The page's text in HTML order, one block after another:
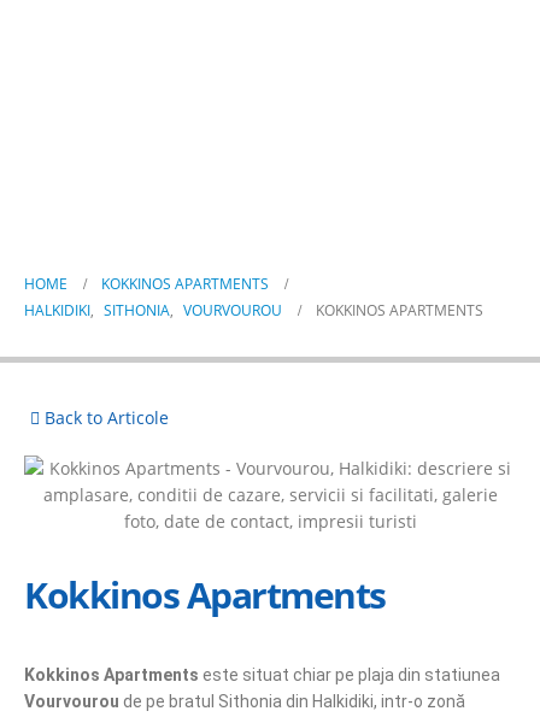
HOME
KOKKINOS APARTMENTS
HALKIDIKI, SITHONIA, VOURVOUROU KOKKINOS APARTMENTS
Back to Articole
Kokkinos Apartments
Kokkinos Apartments este situat chiar pe plaja din statiunea
Vourvourou de pe bratul Sithonia din Halkidiki, intr-o zonă